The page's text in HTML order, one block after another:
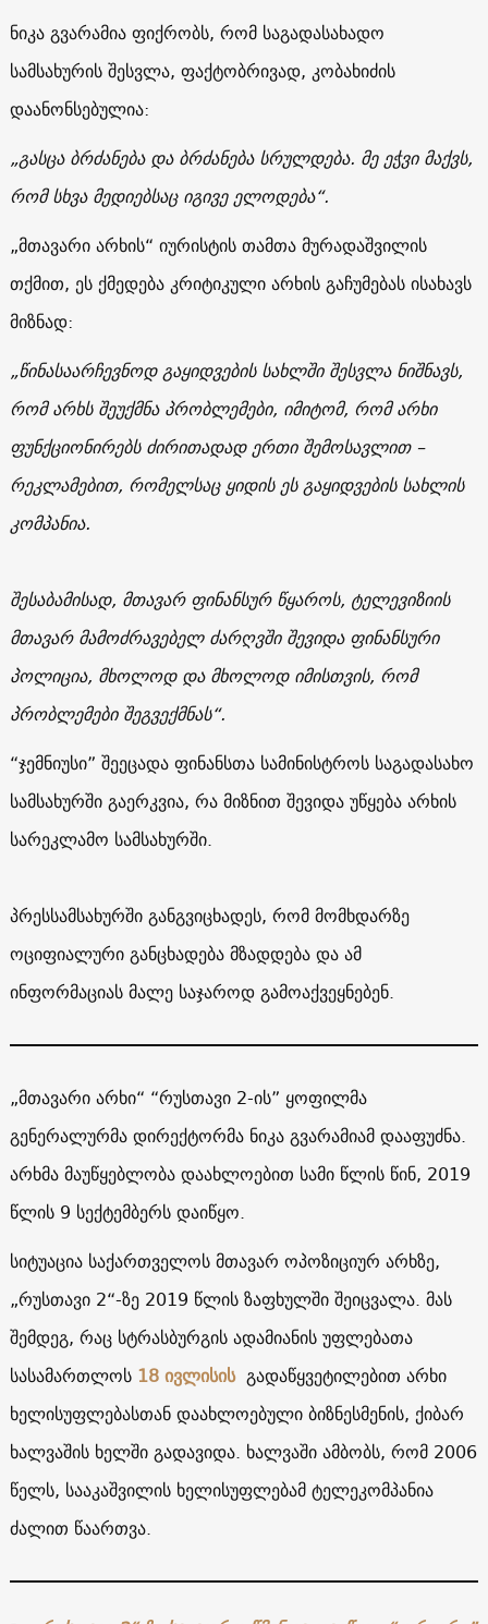
ნიკა გვარამია ფიქრობს, რომ საგადასახადო
სამსახურის შესვლა, ფაქტობრივად, კობახიძის
დაანონსებულია:
„გასცა ბრძანება და ბრძანება სრულდება. მე ეჭვი მაქვს,
რომ სხვა მედიებსაც იგივე ელოდება“.
„მთავარი არხის“ იურისტის თამთა მურადაშვილის
თქმით, ეს ქმედება კრიტიკული არხის გაჩუმებას ისახავს
მიზნად:
„წინასაარჩევნოდ გაყიდვების სახლში შესვლა ნიშნავს,
რომ არხს შეუქმნა პრობლემები, იმიტომ, რომ არხი
ფუნქციონირებს ძირითადად ერთი შემოსავლით –
რეკლამებით, რომელსაც ყიდის ეს გაყიდვების სახლის
კომპანია.
შესაბამისად, მთავარ ფინანსურ წყაროს, ტელევიზიის
მთავარ მამოძრავებელ ძარღვში შევიდა ფინანსური
პოლიცია, მხოლოდ და მხოლოდ იმისთვის, რომ
პრობლემები შეგვექმნას“.
“ჯემნიუსი” შეეცადა ფინანსთა სამინისტროს საგადასახო
სამსახურში გაერკვია, რა მიზნით შევიდა უწყება არხის
სარეკლამო სამსახურში.
პრესსამსახურში განგვიცხადეს, რომ მომხდარზე
ოციფიალური განცხადება მზადდება და ამ
ინფორმაციას მალე საჯაროდ გამოაქვეყნებენ.
„მთავარი არხი“ “რუსთავი 2-ის” ყოფილმა
გენერალურმა დირექტორმა ნიკა გვარამიამ დააფუძნა.
არხმა მაუწყებლობა დაახლოებით სამი წლის წინ, 2019
წლის 9 სექტემბერს დაიწყო.
სიტუაცია საქართველოს მთავარ ოპოზიციურ არხზე,
„რუსთავი 2“-ზე 2019 წლის ზაფხულში შეიცვალა. მას
შემდეგ, რაც სტრასბურგის ადამიანის უფლებათა
სასამართლოს 18 ივლისისგადაწყვეტილებით არხი
ხელისუფლებასთან დაახლოებული ბიზნესმენის, ქიბარ
ხალვაშის ხელში გადავიდა. ხალვაში ამბობს, რომ 2006
წელს, სააკაშვილის ხელისუფლებამ ტელეკომპანია
ძალით წაართვა.